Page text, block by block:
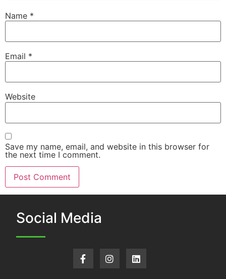
Name *
Email *
Website
Save my name, email, and website in this browser for
the next time I comment.
Social Media